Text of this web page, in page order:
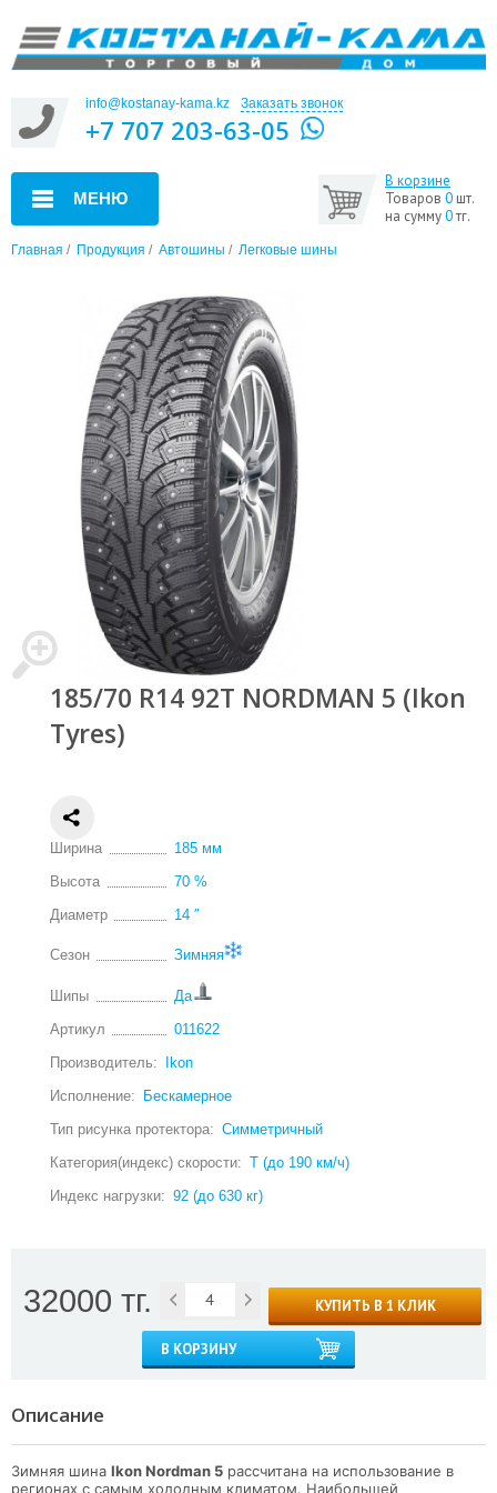
info@kostanay-kama.kz Заказать звонок
+7 707 203-63-05
МЕНЮ
В корзине
Товаров 0 шт.
на сумму0тг.
Главная / Продукция / Автошины / Легковые шины
185/70 R14 92T NORDMAN 5 (Ikon
Tyres)
Ширина
185 мм
Высота
70 %
Диаметр
14 ″
Сезон Зимняя
Шипы
Да
Артикул
011622
Производитель:
Ikon
Исполнение:
Бескамерное
Тип рисунка протектора: Симметричный
Категория(индекс) скорости: T (до 190 км/ч)
Индекс нагрузки: 92 (до 630 кг)
32000 тг. КУПИТЬ В 1 КЛИК
В КОРЗИНУ
Описание
Зимняя шина Ikon Nordman 5 рассчитана на использование в
регионах с самым холодным климатом. Наибольшей